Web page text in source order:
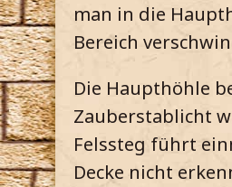
man in die
Bereich
Die Haupthöhle
Zauberstablicht
Felssteg führt
Decke nicht